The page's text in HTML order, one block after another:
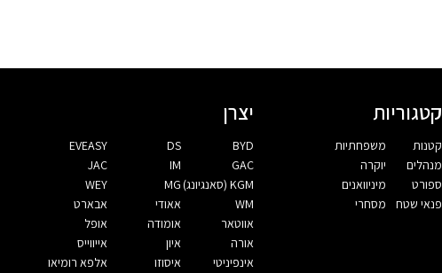
קטגוריות
קטנות
מנהלים
ספורט
פנאי שטח
משפחתיות
יוקרה
מיניוואנים
מסחרי
יצרן
BYD
DS
EVEASY
GAC
IM
JAC
KGM (סאנגיונג)
MG
WEY
WM
אאודי
אבארט
אווטאר
אומודה
אופל
אורה
איון
אייווייס
אינפיניטי
איסוזו אלפא רומיאו